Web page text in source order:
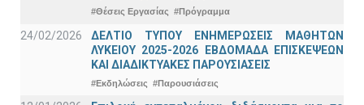
#Θέσεις Εργασίας #Πρόγραμμα
24/02/2026
ΔΕΛΤΙΟ ΤΥΠΟΥ ΕΝΗΜΕΡΩΣΕΙΣ ΜΑΘΗΤΩΝ
ΛΥΚΕΙΟΥ 2025-2026 ΕΒΔΟΜΑΔΑ ΕΠΙΣΚΕΨΕΩΝ
ΚΑΙ ΔΙΑΔΙΚΤΥΑΚΕΣ ΠΑΡΟΥΣΙΑΣΕΙΣ
#Εκδηλώσεις #Παρουσιάσεις